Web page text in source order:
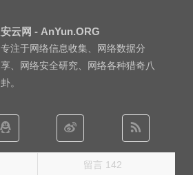
安云网 - AnYun.ORG
专注于网络信息收集、网络数据分
享、网络安全研究、网络各种猎奇八
卦。
留言 142